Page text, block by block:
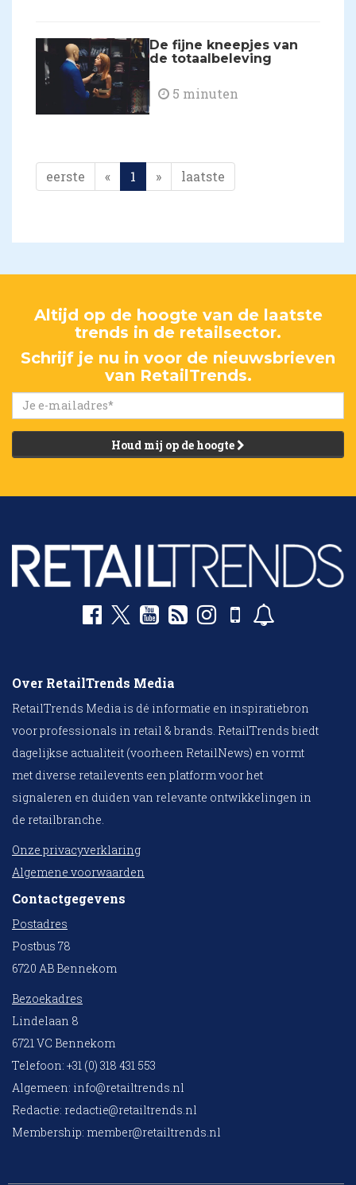
De fijne kneepjes van
de totaalbeleving
5 minuten
eerste « 1 » laatste
Altijd op de hoogte van de laatste
trends in de retailsector.
Schrijf je nu in voor de nieuwsbrieven
van RetailTrends.
Houd mij op de hoogte
Over RetailTrends Media
RetailTrends Media is dé informatie en inspiratiebron
voor professionals in retail & brands. RetailTrends biedt
dagelijkse actualiteit (voorheen RetailNews) en vormt
met diverse retailevents een platform voor het
signaleren en duiden van relevante ontwikkelingen in
de retailbranche.
Onze privacyverklaring
Algemene voorwaarden
Contactgegevens
Postadres
Postbus 78
6720 AB Bennekom
Bezoekadres
Lindelaan 8
6721 VC Bennekom
Telefoon: +31 (0) 318 431 553
Algemeen: info@retailtrends.nl
Redactie: redactie@retailtrends.nl
Membership: member@retailtrends.nl